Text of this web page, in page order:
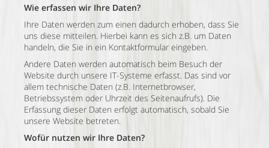
Wie erfassen wir Ihre Daten?
Ihre Daten werden zum einen dadurch erhoben, dass Sie
uns diese mitteilen. Hierbei kann es sich z.B. um Daten
handeln, die Sie in ein Kontaktformular eingeben.
Andere Daten werden automatisch beim Besuch der
Website durch unsere IT-Systeme erfasst. Das sind vor
allem technische Daten (z.B. Internetbrowser,
Betriebssystem oder Uhrzeit des Seitenaufrufs). Die
Erfassung dieser Daten erfolgt automatisch, sobald Sie
unsere Website betreten.
Wofür nutzen wir Ihre Daten?